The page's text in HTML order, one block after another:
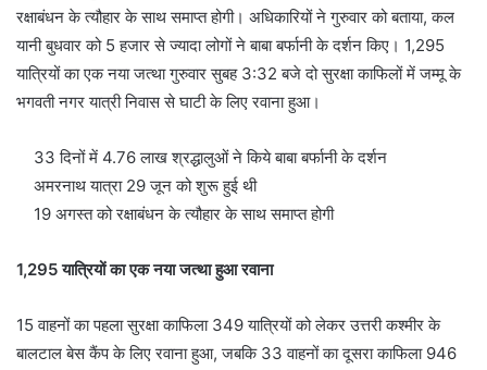
रक्षाबंधन के त्यौहार के साथ समाप्त होगी। अधिकारियों ने गुरुवार को बताया, कल
यानी बुधवार को 5 हजार से ज्यादा लोगों ने बाबा बर्फानी के दर्शन किए। 1,295
यात्रियों का एक नया जत्था गुरुवार सुबह 3:32 बजे दो सुरक्षा काफिलों में जम्मू के
भगवती नगर यात्री निवास से घाटी के लिए रवाना हुआ।
33 दिनों में 4.76 लाख श्रद्धालुओं ने किये बाबा बर्फानी के दर्शन
अमरनाथ यात्रा 29 जून को शुरू हुई थी
19 अगस्त को रक्षाबंधन के त्यौहार के साथ समाप्त होगी
1,295 यात्रियों का एक नया जत्था हुआ रवाना
15 वाहनों का पहला सुरक्षा काफिला 349 यात्रियों को लेकर उत्तरी कश्मीर के
बालटाल बेस कैंप के लिए रवाना हुआ, जबकि 33 वाहनों का दूसरा काफिला 946